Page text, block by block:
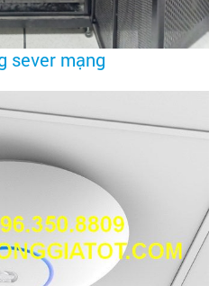
sever mạng